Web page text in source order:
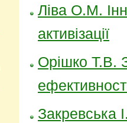
Ліва О.М.
активізації
Орішко Т.В.
Закревська